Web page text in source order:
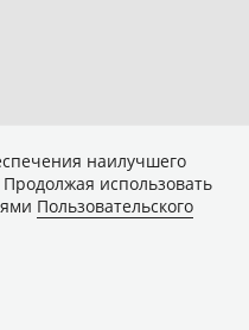
наилучшего
использовать
Пользовательского